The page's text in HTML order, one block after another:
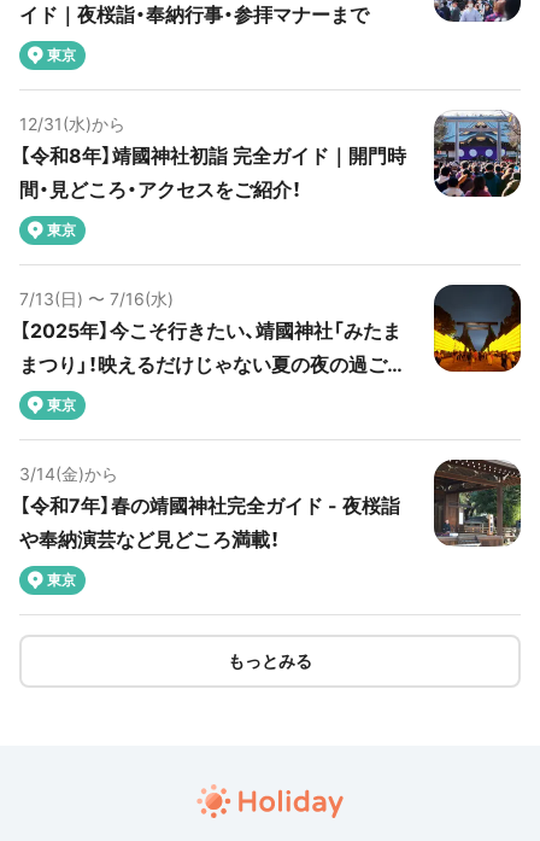
イド｜夜桜詣・奉納行事・参拝マナーまで
東京
12/31(水)から
【令和8年】靖國神社初詣 完全ガイド｜開門時
間・見どころ・アクセスをご紹介！
東京
7/13(日) 〜 7/16(水)
【2025年】今こそ行きたい、靖國神社「みたま
まつり」！映えるだけじゃない夏の夜の過ごし
方 東京
3/14(金)から
【令和7年】春の靖國神社完全ガイド - 夜桜詣
や奉納演芸など見どころ満載！
東京
もっとみる